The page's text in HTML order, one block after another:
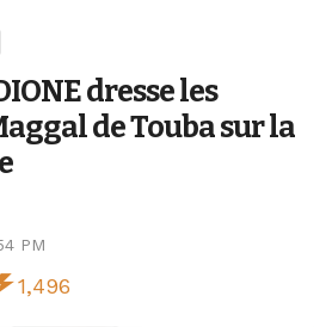
dresse les
de Touba sur la
PM
1,496